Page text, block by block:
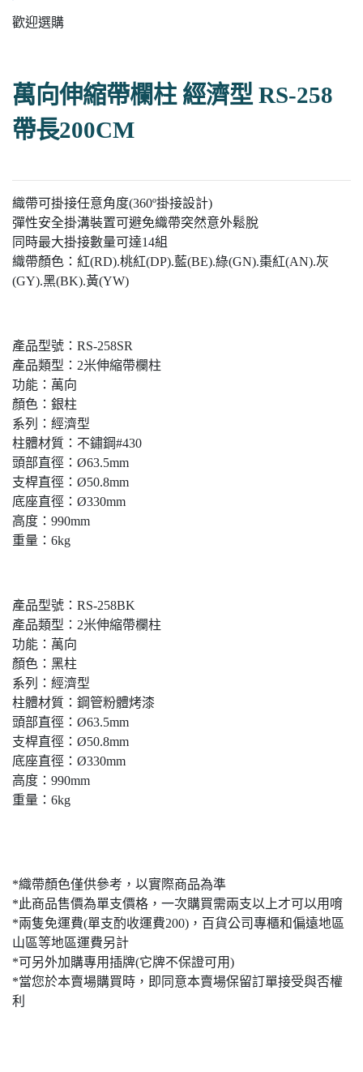
歡迎選購
萬向伸縮帶欄柱 經濟型 RS-258
帶長200CM
織帶可掛接任意角度(360º掛接設計)
彈性安全掛溝裝置可避免織帶突然意外鬆脫
同時最大掛接數量可達14組
織帶顏色：紅(RD).桃紅(DP).藍(BE).綠(GN).棗紅(AN).灰
(GY).黑(BK).黃(YW)
產品型號：RS-258SR
產品類型：2米伸縮帶欄柱
功能：萬向
顏色：銀柱
系列：經濟型
柱體材質：不鏽鋼#430
頭部直徑：Ø63.5mm
支桿直徑：Ø50.8mm
底座直徑：Ø330mm
高度：990mm
重量：6kg
產品型號：RS-258BK
產品類型：2米伸縮帶欄柱
功能：萬向
顏色：黑柱
系列：經濟型
柱體材質：鋼管粉體烤漆
頭部直徑：Ø63.5mm
支桿直徑：Ø50.8mm
底座直徑：Ø330mm
高度：990mm
重量：6kg
*織帶顏色僅供參考，以實際商品為準
*此商品售價為單支價格，一次購買需兩支以上才可以用唷
*兩隻免運費(單支酌收運費200)，百貨公司專櫃和偏遠地區
山區等地區運費另計
*可另外加購專用插牌(它牌不保證可用)
*當您於本賣場購買時，即同意本賣場保留訂單接受與否權
利